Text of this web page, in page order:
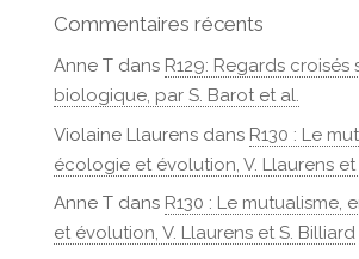
Commentaires récents
Anne Tdans R129: Regards croisés
biologique, par S. Barot et al.
Violaine Llaurensdans R130 : Le
écologie et évolution, V. Llaurens et
Anne Tdans R130 : Le mutualisme,
et évolution, V. Llaurens et S. Billiard